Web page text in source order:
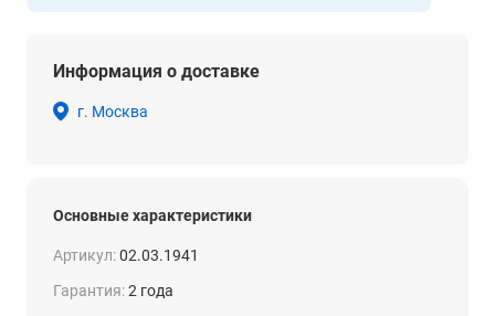
Информация о доставке
г. Москва
Основные характеристики
Артикул:02.03.1941
Гарантия:2 года